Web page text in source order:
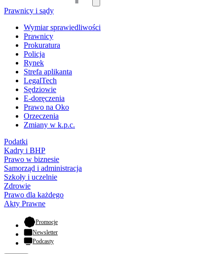
Prawnicy i sądy
Wymiar sprawiedliwości
Prawnicy
Prokuratura
Policja
Rynek
Strefa aplikanta
LegalTech
Sędziowie
E-doręczenia
Prawo na Oko
Orzeczenia
Zmiany w k.p.c.
Podatki
Kadry i BHP
Prawo w biznesie
Samorząd i administracja
Szkoły i uczelnie
Zdrowie
Prawo dla każdego
Akty Prawne
Promocje- otwiera się w nowej karcie
Newsletter
Podcasty